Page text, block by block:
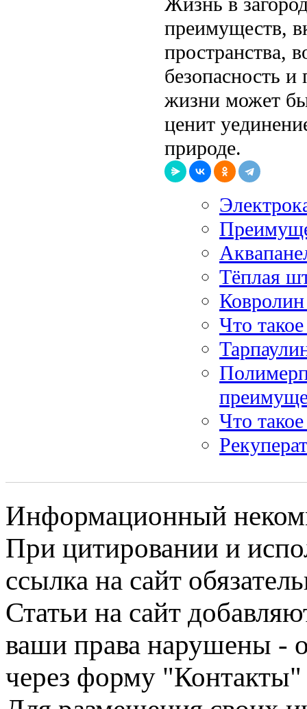
преимуществ,
пространства,
безопасность
жизни может
ценит
природе.
Тёплая
Что
Что
Информационный
При цитировании и
ссылка на сайт
Статьи на сайт
ваши права нарушены -
через форму "Контакты"